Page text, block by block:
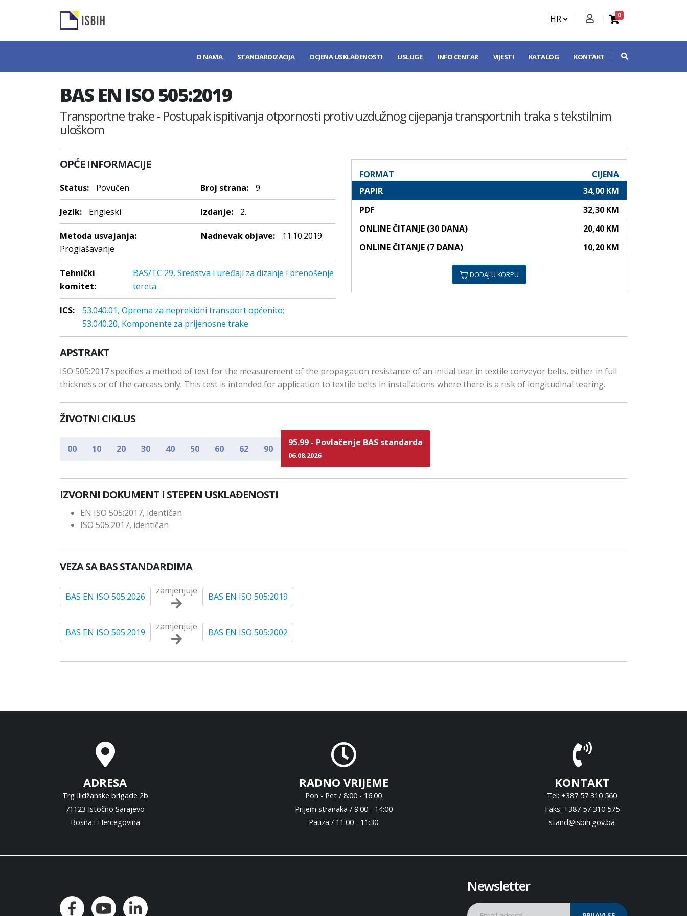
HR 0
O NAMA STANDARDIZACIJA OCJENA USKLAĐENOSTI USLUGE INFO CENTAR VIJESTI KATALOG KONTAKT
BAS EN ISO 505:2019
Transportne trake - Postupak ispitivanja otpornosti protiv uzdužnog cijepanja transportnih traka s tekstilnim
uloškom
OPĆE INFORMACIJE
Status: Povučen Broj strana: 9
Jezik: Engleski Izdanje: 2.
Metoda usvajanja:
Proglašavanje
Nadnevak objave: 11.10.2019
Tehnički
komitet:
BAS/TC 29, Sredstva i uređaji za dizanje i prenošenje
tereta
ICS:
53.040.01, Oprema za neprekidni transport općenito;
53.040.20, Komponente za prijenosne trake
FORMAT
CIJENA
PAPIR
34,00 KM
PDF
32,30 KM
ONLINE ČITANJE (30 DANA)
20,40 KM
ONLINE ČITANJE (7 DANA)
10,20 KM
DODAJ U KORPU
APSTRAKT
ISO 505:2017 specifies a method of test for the measurement of the propagation resistance of an initial tear in textile conveyor belts, either in full
thickness or of the carcass only. This test is intended for application to textile belts in installations where there is a risk of longitudinal tearing.
ŽIVOTNI CIKLUS
00 10 20 30 40 50 60 62 90
95.99 - Povlačenje BAS standarda
06.08.2026
IZVORNI DOKUMENT I STEPEN USKLAĐENOSTI
EN ISO 505:2017, identičan
ISO 505:2017, identičan
VEZA SA BAS STANDARDIMA
BAS EN ISO 505:2026
zamjenjuje
BAS EN ISO 505:2019
BAS EN ISO 505:2019
zamjenjuje
BAS EN ISO 505:2002
ADRESA
Trg Ilidžanske brigade 2b
71123 Istočno Sarajevo
Bosna i Hercegovina
RADNO VRIJEME
Pon - Pet / 8:00 - 16:00
Prijem stranaka / 9:00 - 14:00
Pauza / 11:00 - 11:30
KONTAKT
Tel: +387 57 310 560
Faks: +387 57 310 575
stand@isbih.gov.ba
Newsletter